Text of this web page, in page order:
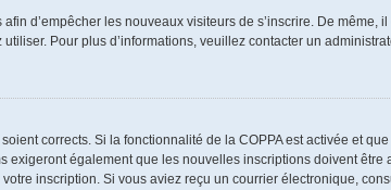
d’empêcher les nouveaux visiteurs de s’inscrire. De
Pour plus d’informations, veuillez contacter un
corrects. Si la fonctionnalité de la COPPA est activée et
également que les nouvelles inscriptions doivent
inscription. Si vous aviez reçu un courrier électronique,